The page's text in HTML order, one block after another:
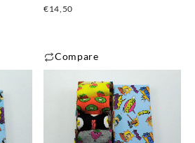
€14,50
Compare